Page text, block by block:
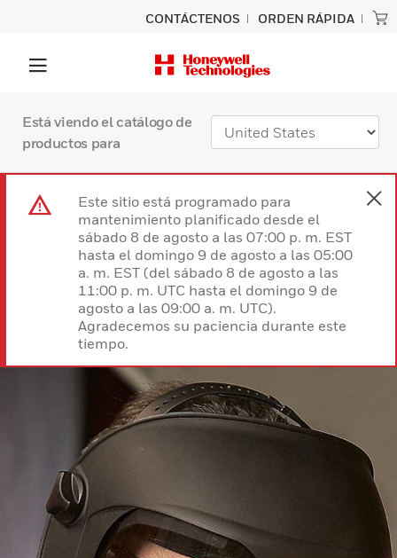
CONTÁCTENOS ORDEN RÁPIDA
Está viendo el catálogo de
productos para
Este sitio está programado para
mantenimiento planificado desde el
sábado 8 de agosto a las 07:00 p. m. EST
hasta el domingo 9 de agosto a las 05:00
a. m. EST (del sábado 8 de agosto a las
11:00 p. m. UTC hasta el domingo 9 de
agosto a las 09:00 a. m. UTC).
Agradecemos su paciencia durante este
tiempo.